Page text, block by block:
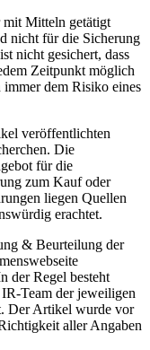
mit Mitteln getätigt
nicht für die Sicherung
nicht gesichert, dass
Zeitpunkt möglich
dem Risiko eines
veröffentlichten
Die
für die
zum Kauf oder
liegen Quellen
erachtet.
& Beurteilung der
der Regel besteht
Team der jeweiligen
Der Artikel wurde vor
aller Angaben